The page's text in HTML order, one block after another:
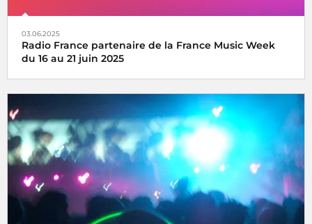
03.06.2025
Radio France partenaire de la France Music Week
du 16 au 21 juin 2025
Une semaine internationale dédiée à la musique du 16 au
21 juin 2025